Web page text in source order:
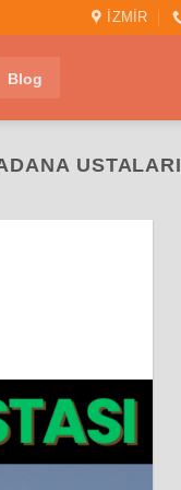
İZMİR
Blog
USTALARI